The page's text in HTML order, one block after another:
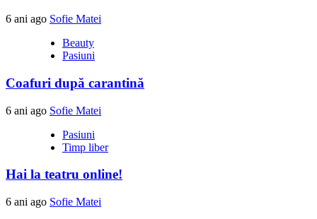
6 ani ago Sofie Matei
Beauty
Pasiuni
Coafuri după carantină
6 ani ago Sofie Matei
Pasiuni
Timp liber
Hai la teatru online!
6 ani ago Sofie Matei